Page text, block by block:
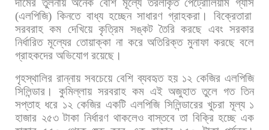
দামের তুলনায় অনেক বেশি মূল্যে তরলীকৃত পেট্রোলিয়াম গ্যাস
(এলপিজি)কিনতে বাধ্য হচ্ছেন সাধারণ গ্রাহকরা।
বিক্রেতারা
সরবরাহ কম দেখিয়ে কৃত্রিম সঙ্কট তৈরি করছে এবং সরকার
নির্ধারিত মূল্যের তোয়াক্কা না করে অতিরিক্ত মুনাফা করছে বলে
গ্রাহকদের অভিযোগ রয়েছে।
গৃহস্থালির রান্নায় সবচেয়ে বেশি ব্যবহৃত হয় ১২ কেজির এলপিজি
সিলিন্ডার।
কুমিল্লায় সরবরাহ কম এই অজুহাত তুলে গত তিন
সপ্তাহ ধরে ১২ কেজির একটি এলপিজি সিলিন্ডারের খুচরা মূল্য ১
হাজার ২৫৩ টাকা নির্ধারণ থাকলেও বাস্তবে তা বিক্রি হচ্ছে এক